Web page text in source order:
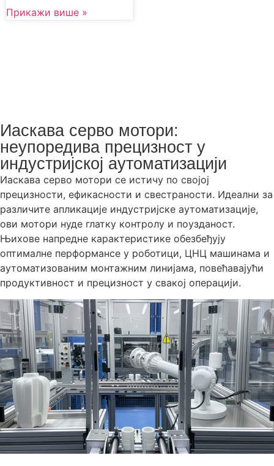
Прикажи више »
Иаскава серво мотори:
неупоредива прецизност у
индустријској аутоматизацији
Иаскава серво мотори се истичу по својој
прецизности, ефикасности и свестраности. Идеални за
различите апликације индустријске аутоматизације,
ови мотори нуде глатку контролу и поузданост.
Њихове напредне карактеристике обезбеђују
оптималне перформансе у роботици, ЦНЦ машинама и
аутоматизованим монтажним линијама, повећавајући
продуктивност и прецизност у свакој операцији.